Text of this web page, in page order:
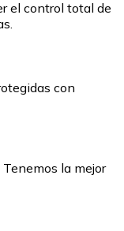
el control total de
con
la mejor